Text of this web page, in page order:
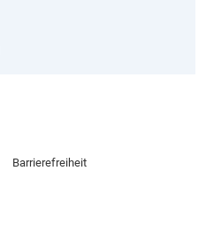
Barrierefreiheit